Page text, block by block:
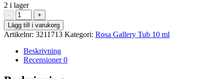
2 i lager
-
Olive
Green
(713)
-
Rosa
Gallery
Tub
10
+
Lägg till i varukorg
Artikelnr: 3211713 Kategori: Rosa Gallery Tub 10 ml
Beskrivning
Recensioner0